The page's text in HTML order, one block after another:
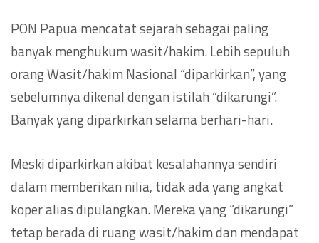
PON Papua mencatat sejarah sebagai paling
banyak menghukum wasit/hakim. Lebih sepuluh
orang Wasit/hakim Nasional “diparkirkan”, yang
sebelumnya dikenal dengan istilah “dikarungi”.
Banyak yang diparkirkan selama berhari-hari.
Meski diparkirkan akibat kesalahannya sendiri
dalam memberikan nilia, tidak ada yang angkat
koper alias dipulangkan. Mereka yang “dikarungi”
tetap berada di ruang wasit/hakim dan mendapat